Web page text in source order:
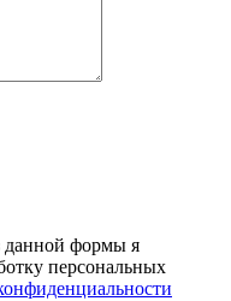
данной формы я
персональных